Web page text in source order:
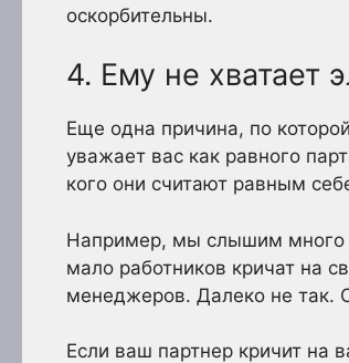
оскорбительны.
4. Ему не хватает
Еще одна причина, по
уважает вас как равного
кого они считают равным
Например, мы слышим много
мало работников кричат на
менеджеров. Далеко не так.
Если ваш партнер кричит на